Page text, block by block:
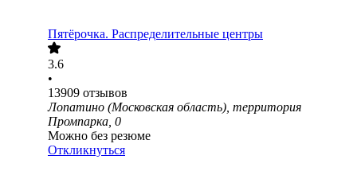
Пятёрочка. Распределительные центры
3.6
•
13909 отзывов
Лопатино (Московская область), территория
Промпарка, 0
Можно без резюме
Откликнуться